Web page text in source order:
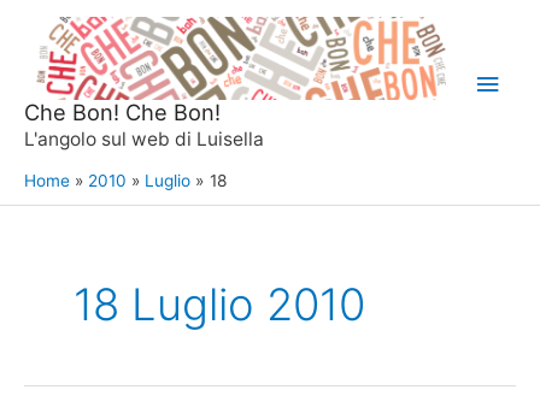
contenuto
Che Bon! Che Bon!
L'angolo sul web di Luisella
Home 2010 Luglio 18
18 Luglio 2010